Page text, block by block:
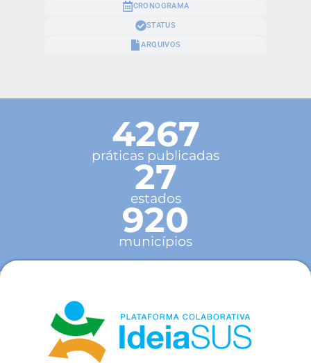
CRONOGRAMA
STATUS
ARQUIVOS
4267
práticas publicadas
27
estados
920
municípios